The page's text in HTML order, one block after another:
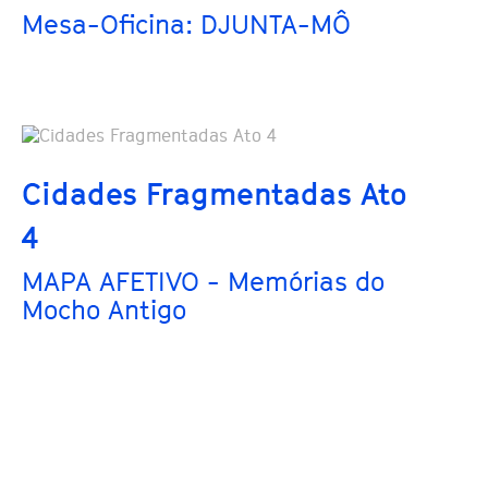
Mesa-Oficina: DJUNTA-MÔ
Cidades Fragmentadas Ato
4
MAPA AFETIVO - Memórias do
Mocho Antigo